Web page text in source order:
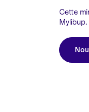
Cette
Mylibup.